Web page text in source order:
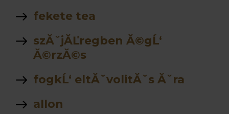
fekete tea
szĂˇjĂĽregben Ă©gĹ‘
Ă©rzĂ©s
fogkĹ‘ eltĂˇvolitĂˇs Ăˇra
allon